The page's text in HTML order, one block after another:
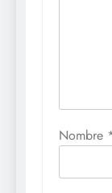
Nombre